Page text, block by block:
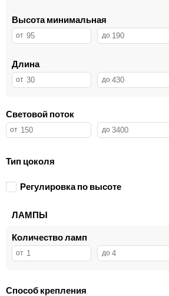
Высота минимальная
Длина
Световой поток
Тип цоколя
Регулировка по высоте
ЛАМПЫ
Количество ламп
Способ крепления